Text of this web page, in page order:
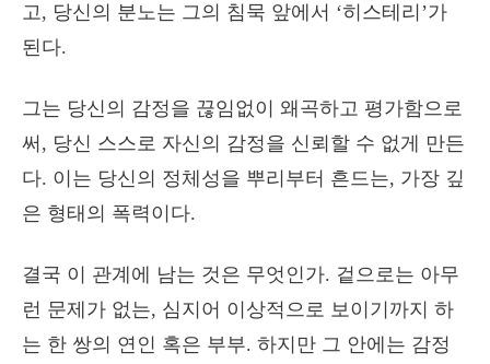
고, 당신의 분노는 그의 침묵 앞에서 ‘히스테리’가
된다.
그는 당신의 감정을 끊임없이 왜곡하고 평가함으로
써, 당신 스스로 자신의 감정을 신뢰할 수 없게 만든
다. 이는 당신의 정체성을 뿌리부터 흔드는, 가장 깊
은 형태의 폭력이다.
결국 이 관계에 남는 것은 무엇인가. 겉으로는 아무
런 문제가 없는, 심지어 이상적으로 보이기까지 하
는 한 쌍의 연인 혹은 부부. 하지만 그 안에는 감정